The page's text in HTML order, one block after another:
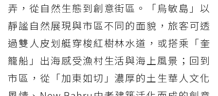
弄，從自然生態到創意街區。「烏敏島」以
靜謐自然展現與市區不同的面貌，旅客可透
過雙人皮划艇穿梭紅樹林水道，或搭乘「奎
籠船」出海感受漁村生活與海上風景；回到
市區，從「加東如切」濃厚的土生華人文化